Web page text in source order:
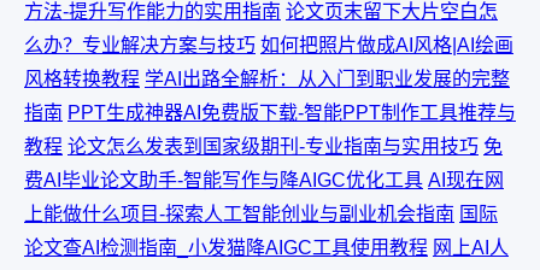
方法-提升写作能力的实用指南 论文页末留下大片空白怎
么办？专业解决方案与技巧 如何把照片做成AI风格|AI绘画
风格转换教程 学AI出路全解析：从入门到职业发展的完整
指南 PPT生成神器AI免费版下载-智能PPT制作工具推荐与
教程 论文怎么发表到国家级期刊-专业指南与实用技巧 免
费AI毕业论文助手-智能写作与降AIGC优化工具 AI现在网
上能做什么项目-探索人工智能创业与副业机会指南 国际
论文查AI检测指南_小发猫降AIGC工具使用教程 网上AI人